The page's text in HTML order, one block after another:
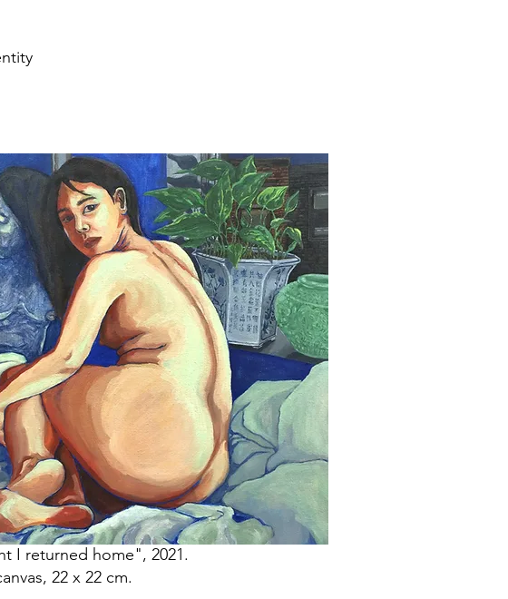
I returned home", 2021.
22 x 22 cm.